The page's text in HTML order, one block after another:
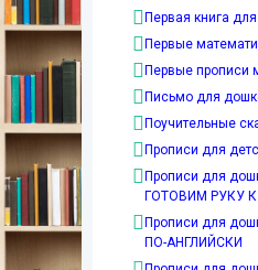
Первая книга
Первые
Первые прописи
Письмо для
Поучительные
Прописи для
Прописи для
ГОТОВИМ РУКУ
Прописи для
ПО-АНГЛИЙСКИ